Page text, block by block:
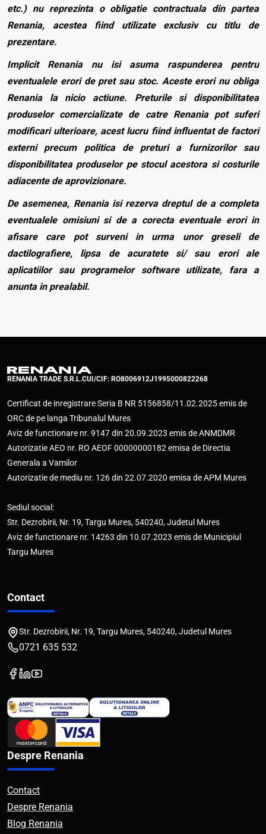
etc.) nu reprezinta o obligatie contractuala din partea
Renania, acestea fiind utilizate exclusiv cu titlu de
prezentare.
Implicit Renania nu isi asuma raspunderea pentru
eventualele erori de pret sau stoc. Aceste erori nu obliga
Renania la nicio actiune. Preturile si disponibilitatea
produselor comercializate de catre Renania pot suferi
modificari ulterioare, acest lucru fiind influentat de factori
externi precum politica de preturi a furnizorilor sau
disponibilitatea produselor pe stocul acestora si costurile
adiacente de aprovizionare.
De asemenea, Renania isi rezerva dreptul de a completa
eventualele omisiuni si de a corecta eventuale erori in
afisare care pot surveni in urma unor greseli de
dactilografiere, lipsa de acuratete si/ sau erori ale
aplicatiilor sau programelor software utilizate, fara a
anunta in prealabil.
RENANIA TRADE S.R.L.CUI/CIF: RO8006912J1995000822268
Certificat de inregistrare Seria B NR 5156858/11.02.2025 emis de
ORC de pe langa Tribunalul Mures
Aviz de functionare nr. 9147 din 20.09.2023 emis de ANMDMR
Autorizatie AEO nr. RO AEOF 00000000182 emisa de Directia
Generala a Vamilor
Autorizatie de mediu nr. 126 din 22.07.2020 emisa de APM Mures
Sediul social:
Str. Dezrobirii, Nr. 19, Targu Mures, 540240, Judetul Mures
Aviz de functionare nr. 14263 din 10.07.2023 emis de Municipiul
Targu Mures
Contact
Str. Dezrobirii, Nr. 19, Targu Mures, 540240, Judetul Mures
0721 635 532
Despre Renania
Contact
Despre Renania
Blog Renania